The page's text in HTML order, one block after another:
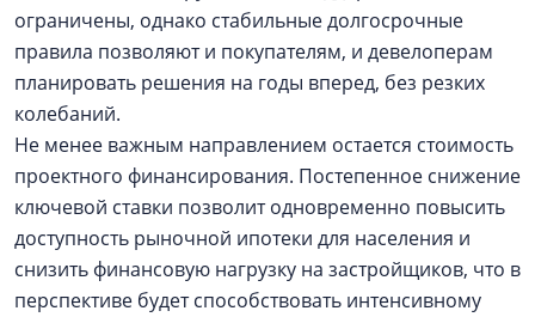
ограничены, однако стабильные долгосрочные
правила позволяют и покупателям, и девелоперам
планировать решения на годы вперед, без резких
колебаний.
Не менее важным направлением остается стоимость
проектного финансирования. Постепенное снижение
ключевой ставки позволит одновременно повысить
доступность рыночной ипотеки для населения и
снизить финансовую нагрузку на застройщиков, что в
перспективе будет способствовать интенсивному